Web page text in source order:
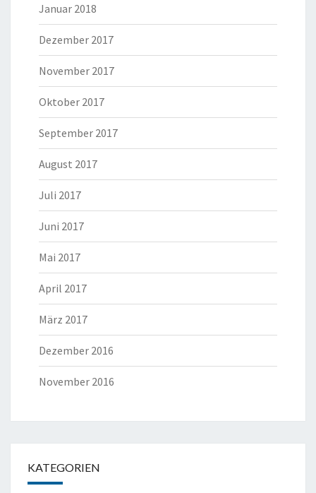
Januar 2018
Dezember 2017
November 2017
Oktober 2017
September 2017
August 2017
Juli 2017
Juni 2017
Mai 2017
April 2017
März 2017
Dezember 2016
November 2016
KATEGORIEN